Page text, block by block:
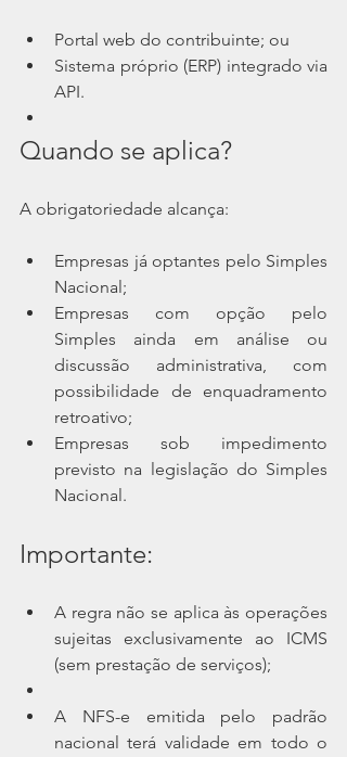
Portal web do contribuinte; ou
Sistema próprio (ERP) integrado via
API.
Quando se aplica?
A obrigatoriedade alcança:
Empresas já optantes pelo Simples
Nacional;
Empresas com opção pelo
Simples ainda em análise ou
discussão administrativa, com
possibilidade de enquadramento
retroativo;
Empresas sob impedimento
previsto na legislação do Simples
Nacional.
Importante:
A regra não se aplica às operações
sujeitas exclusivamente ao ICMS
(sem prestação de serviços);
A NFS-e emitida pelo padrão
nacional terá validade em todo o